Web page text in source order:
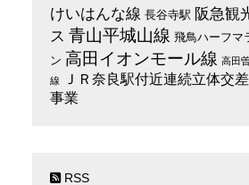
けいはんな線 長谷寺駅 阪急観
ス 青山平城山線 飛鳥ハーフマ
ン 高田イオンモール線 高田
線
ＪＲ奈良駅付近連続立体交
事業
RSS